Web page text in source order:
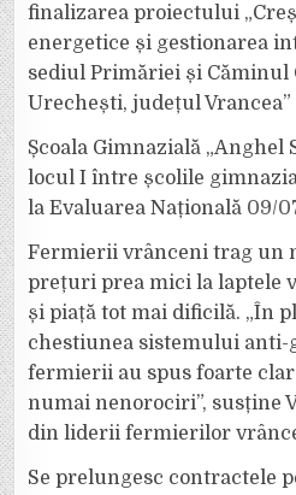
finalizarea proiectului
energetice și gestionarea
sediul Primăriei și Căminul
Urechești, județul Vrancea”
Școala Gimnazială „Anghel
locul I între școlile
la Evaluarea Națională 09/
Fermierii vrânceni trag un
prețuri prea mici la laptele
și piață tot mai dificilă. „În
chestiunea sistemului anti-
fermierii au spus foarte clar
numai nenorociri”, susține
din liderii fermierilor
Se prelungesc contractele